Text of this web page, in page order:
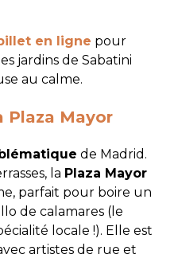
en ligne pour
jardins de Sabatini
au calme.
Plaza Mayor
de Madrid.
la Plaza Mayor
parfait pour boire un
de calamares (le
locale !). Elle est
artistes de rue et